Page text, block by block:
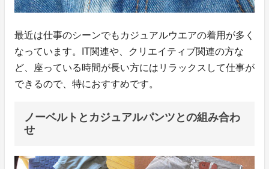
最近は仕事のシーンでもカジュアルウエアの着用が多く
なっています。IT関連や、クリエイティブ関連の方な
ど、座っている時間が長い方にはリラックスして仕事が
できるので、特におすすめです。
ノーベルトとカジュアルパンツとの組み合わ
せ